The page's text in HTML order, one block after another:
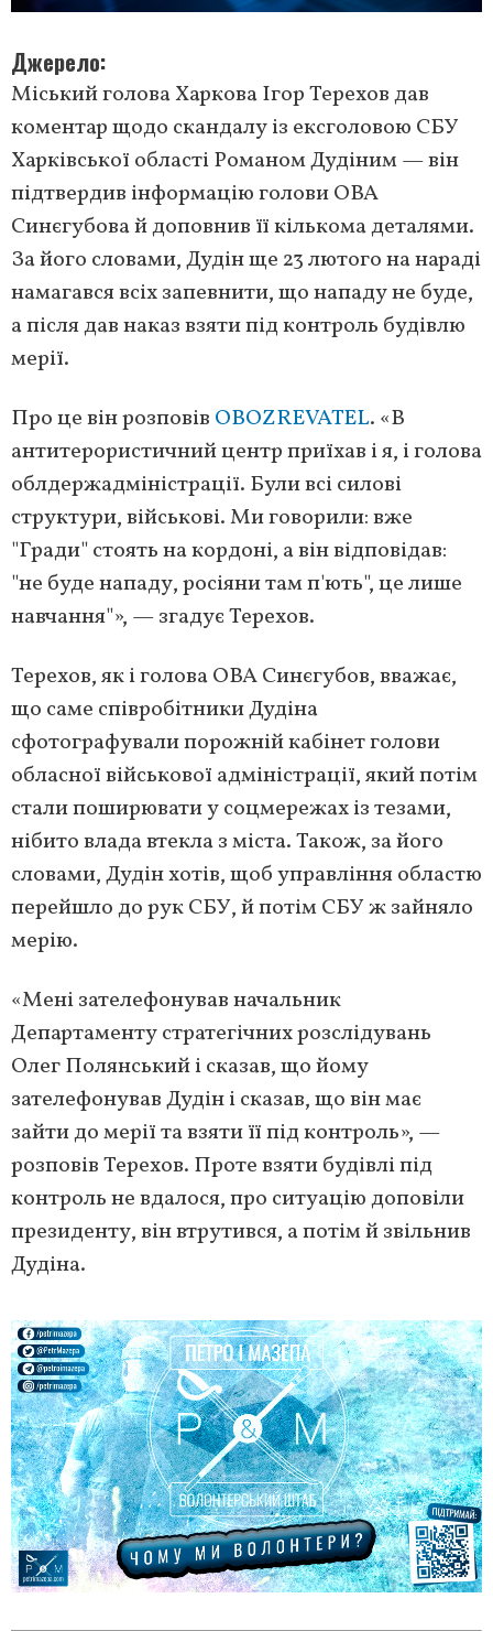
Джерело
Міський голова Харкова Ігор Терехов дав
коментар щодо скандалу із ексголовою СБУ
Харківської області Романом Дудіним — він
підтвердив інформацію голови ОВА
Синєгубова й доповнив її кількома деталями.
За його словами, Дудін ще 23 лютого на нараді
намагався всіх запевнити, що нападу не буде,
а після дав наказ взяти під контроль будівлю
мерії.
Про це він розповів OBOZREVATEL. «В
антитерористичний центр приїхав і я, і голова
облдержадміністрації. Були всі силові
структури, військові. Ми говорили: вже
"Гради" стоять на кордоні, а він відповідав:
"не буде нападу, росіяни там п'ють", це лише
навчання"», — згадує Терехов.
Терехов, як і голова ОВА Синєгубов, вважає,
що саме співробітники Дудіна
сфотографували порожній кабінет голови
обласної військової адміністрації, який потім
стали поширювати у соцмережах із тезами,
нібито влада втекла з міста. Також, за його
словами, Дудін хотів, щоб управління областю
перейшло до рук СБУ, й потім СБУ ж зайняло
мерію.
«Мені зателефонував начальник
Департаменту стратегічних розслідувань
Олег Полянський і сказав, що йому
зателефонував Дудін і сказав, що він має
зайти до мерії та взяти її під контроль», —
розповів Терехов. Проте взяти будівлі під
контроль не вдалося, про ситуацію доповіли
президенту, він втрутився, а потім й звільнив
Дудіна.